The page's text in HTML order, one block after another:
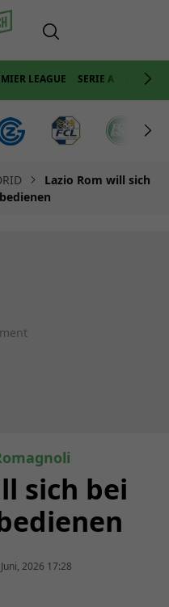
LEAGUE SERIE A LA LIGA
Lazio Rom will sich
sich bei
2026 17:28